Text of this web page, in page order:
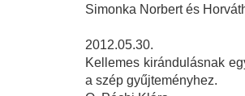
Simonka Norbert és
2012.05.30.
Kellemes kirándulásnak
a szép gyűjteményhez.